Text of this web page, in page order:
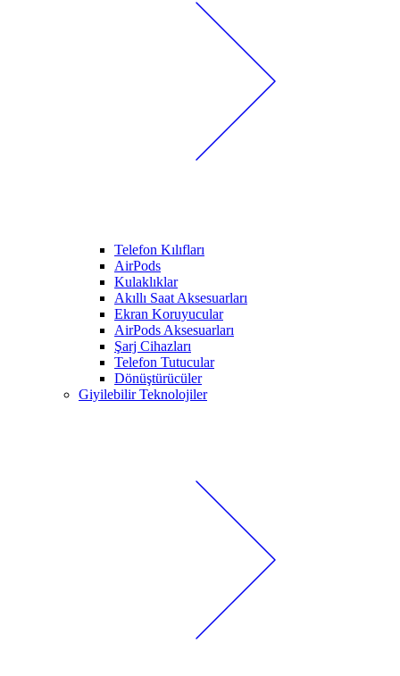
Telefon Kılıfları
AirPods
Kulaklıklar
Akıllı Saat Aksesuarları
Ekran Koruyucular
AirPods Aksesuarları
Şarj Cihazları
Telefon Tutucular
Dönüştürücüler
Giyilebilir Teknolojiler